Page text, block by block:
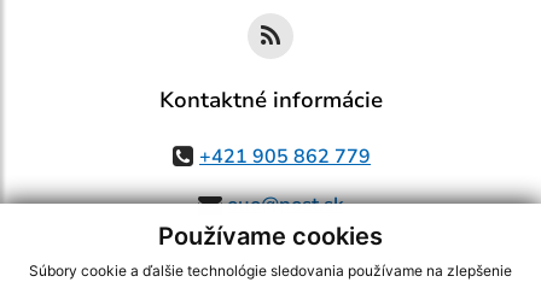
Používame cookies
Súbory cookie a ďalšie technológie sledovania používame na zlepšenie
Kontaktné informácie
+421 905 862 779
ouo@post.sk